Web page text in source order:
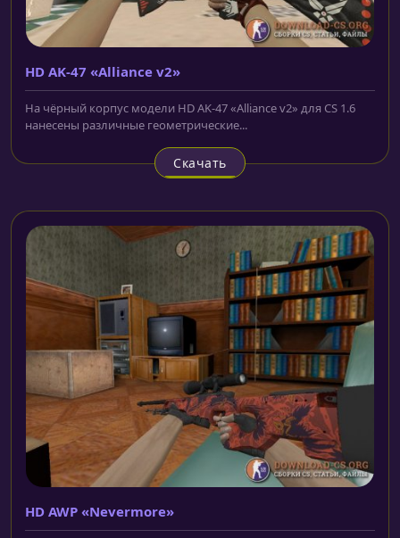
HD AK-47 «Alliance v2»
На чёрный корпус модели HD AK-47 «Alliance v2» для CS 1.6
нанесены различные геометрические...
Скачать
HD AWP «Nevermore»